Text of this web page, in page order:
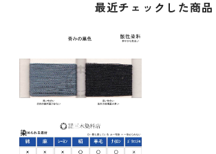
最近チェックした商品